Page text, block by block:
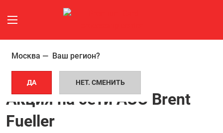
Москва — Ваш регион?
ДА НЕТ. СМЕНИТЬ
ГЛАВНАЯ СТРАНИЦА
НОВОСТИ
Акция на сети АЗС Brent
Fueller